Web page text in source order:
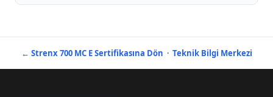
← Strenx 700 MC E Sertifikasına Dön · Teknik Bilgi Merkezi